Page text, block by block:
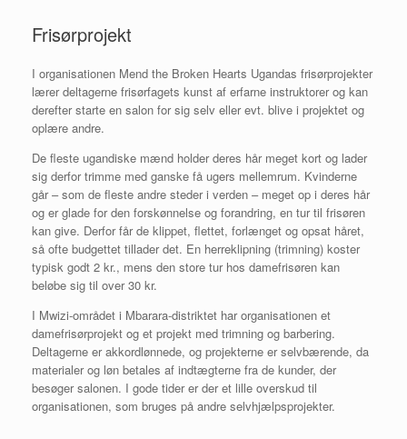
Frisørprojekt
I organisationen Mend the Broken Hearts Ugandas frisørprojekter
lærer deltagerne frisørfagets kunst af erfarne instruktorer og kan
derefter starte en salon for sig selv eller evt. blive i projektet og
oplære andre.
De fleste ugandiske mænd holder deres hår meget kort og lader
sig derfor trimme med ganske få ugers mellemrum. Kvinderne
går – som de fleste andre steder i verden – meget op i deres hår
og er glade for den forskønnelse og forandring, en tur til frisøren
kan give. Derfor får de klippet, flettet, forlænget og opsat håret,
så ofte budgettet tillader det. En herreklipning (trimning) koster
typisk godt 2 kr., mens den store tur hos damefrisøren kan
beløbe sig til over 30 kr.
I Mwizi-området i Mbarara-distriktet har organisationen et
damefrisørprojekt og et projekt med trimning og barbering.
Deltagerne er akkordlønnede, og projekterne er selvbærende, da
materialer og løn betales af indtægterne fra de kunder, der
besøger salonen. I gode tider er der et lille overskud til
organisationen, som bruges på andre selvhjælpsprojekter.